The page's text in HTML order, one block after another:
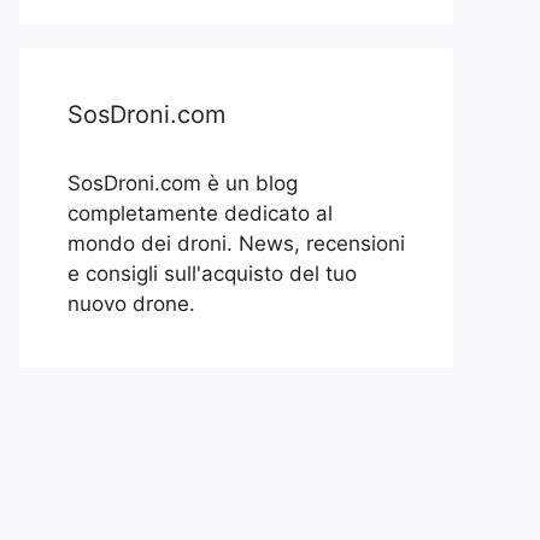
SosDroni.com
SosDroni.com è un blog
completamente dedicato al
mondo dei droni. News, recensioni
e consigli sull'acquisto del tuo
nuovo drone.